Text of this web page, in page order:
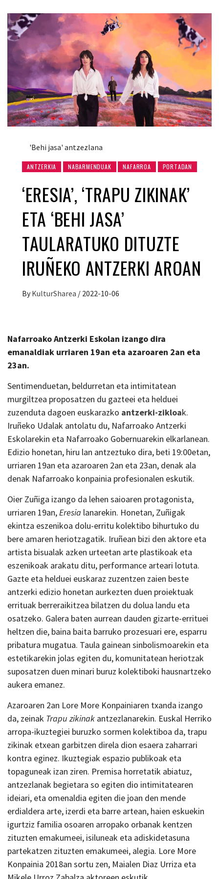
'Behi jasa' antzezlana
ANTZERKIA NABARMENDUAK NAFARROA PORTADAN
‘ERESIA’, ‘TRAPU ZIKINAK’
ETA ‘BEHI JASA’
TAULARATUKO DITUZTE
IRUÑEKO ANTZERKI AROAN
By KulturSharea / 2022-10-06
Nafarroako Antzerki Eskolan izango dira
emanaldiak urriaren 19an eta azaroaren 2an eta
23an.
Sentimenduetan, beldurretan eta intimitatean
murgiltzea proposatzen du gazteei eta helduei
zuzenduta dagoen euskarazko antzerki-zikloak.
Iruñeko Udalak antolatu du, Nafarroako Antzerki
Eskolarekin eta Nafarroako Gobernuarekin elkarlanean.
Edizio honetan, hiru lan antzeztuko dira, beti 19:00etan,
urriaren 19an eta azaroaren 2an eta 23an, denak ala
denak Nafarroako konpainia profesionalen eskutik.
Oier Zuñiga izango da lehen saioaren protagonista,
urriaren 19an,Eresia lanarekin. Honetan, Zuñigak
ekintza eszenikoa dolu-erritu kolektibo bihurtuko du
bere amaren heriotzagatik. Iruñean bizi den aktore eta
artista bisualak azken urteetan arte plastikoak eta
eszenikoak arakatu ditu, performance arteari lotuta.
Gazte eta helduei euskaraz zuzentzen zaien beste
antzerki edizio honetan aurkezten duen proiektuak
errituak berreraikitzea bilatzen du dolua landu eta
osatzeko. Galera baten aurrean dauden gizarte-errituei
heltzen die, baina baita barruko prozesuari ere, esparru
pribatura mugatua. Taula gainean sinbolismoarekin eta
estetikarekin jolas egiten du, komunitatean heriotzak
suposatzen duen minari buruz kolektiboki hausnartzeko
aukera emanez.
Azaroaren 2an Lore More Konpainiaren txanda izango
da, zeinak Trapu zikinak antzezlanarekin. Euskal Herriko
arropa-ikuztegiei buruzko sormen kolektiboa da, trapu
zikinak etxean garbitzen direla dion esaera zaharrari
kontra eginez. Ikuztegiak espazio publikoak eta
topaguneak izan ziren. Premisa horretatik abiatuz,
antzezlanak begietara so egiten dio intimitatearen
ideiari, eta omenaldia egiten die joan den mende
erdialdera arte, izerdi eta barre artean, haien eskuekin
igurtziz familia osoaren arropako orbanak kentzen
zituzten emakumeei, isiluneak eta adiskidetasuna
partekatzen zituzten emakumeei, alegia. Lore More
Konpainia 2018an sortu zen, Maialen Diaz Urriza eta